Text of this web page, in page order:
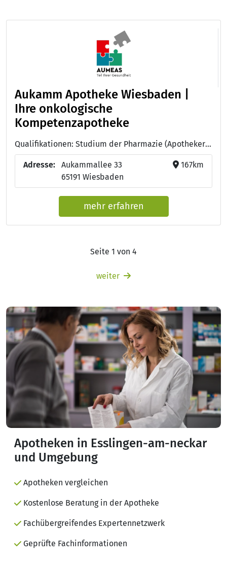
Aukamm Apotheke Wiesbaden |
Ihre onkologische
Kompetenzapotheke
Qualifikationen: Studium der Pharmazie (Apotheker:in), Onkologische Pharmazie für Apotheker:innen
Adresse:
Aukammallee 33
65191 Wiesbaden
167km
mehr erfahren
Seite 1 von 4
weiter
Apotheken in Esslingen-am-neckar
und Umgebung
Apotheken vergleichen
Kostenlose Beratung in der Apotheke
Fachübergreifendes Expertennetzwerk
Geprüfte Fachinformationen